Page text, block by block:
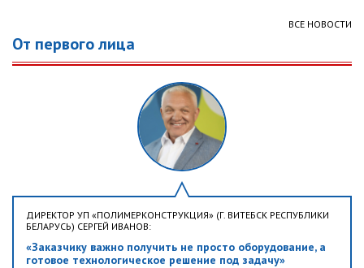
ВСЕ НОВОСТИ
От первого лица
ДИРЕКТОР УП «ПОЛИМЕРКОНСТРУКЦИЯ» (Г. ВИТЕБСК РЕСПУБЛИКИ
БЕЛАРУСЬ) СЕРГЕЙ ИВАНОВ:
«Заказчику важно получить не просто оборудование, а
готовое технологическое решение под задачу»